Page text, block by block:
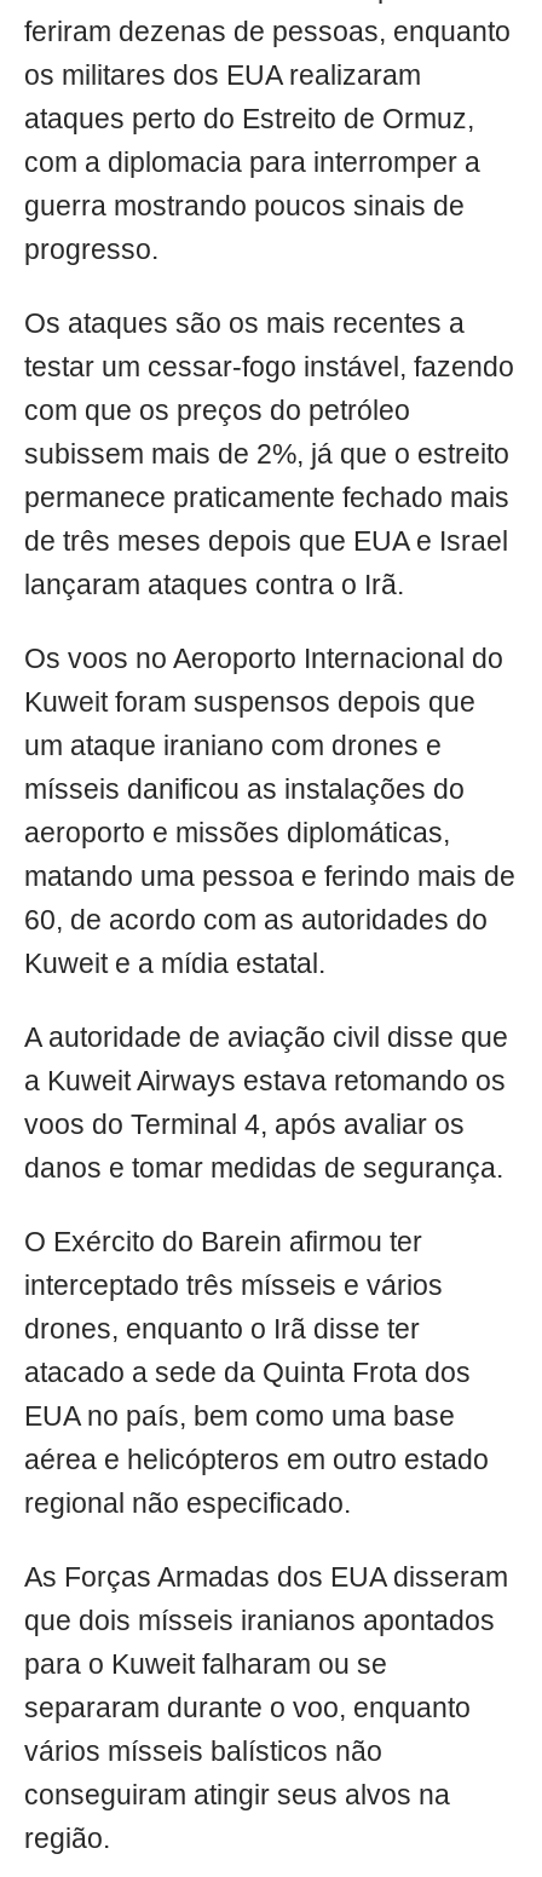
feriram dezenas de pessoas, enquanto
os militares dos EUA realizaram
ataques perto do Estreito de Ormuz,
com a diplomacia para interromper a
guerra mostrando poucos sinais de
progresso.
Os ataques são os mais recentes a
testar um cessar-fogo instável, fazendo
com que os preços do petróleo
subissem mais de 2%, já que o estreito
permanece praticamente fechado mais
de três meses depois que EUA e Israel
lançaram ataques contra o Irã.
Os voos no Aeroporto Internacional do
Kuweit foram suspensos depois que
um ataque iraniano com drones e
mísseis danificou as instalações do
aeroporto e missões diplomáticas,
matando uma pessoa e ferindo mais de
60, de acordo com as autoridades do
Kuweit e a mídia estatal.
A autoridade de aviação civil disse que
a Kuweit Airways estava retomando os
voos do Terminal 4, após avaliar os
danos e tomar medidas de segurança.
O Exército do Barein afirmou ter
interceptado três mísseis e vários
drones, enquanto o Irã disse ter
atacado a sede da Quinta Frota dos
EUA no país, bem como uma base
aérea e helicópteros em outro estado
regional não especificado.
As Forças Armadas dos EUA disseram
que dois mísseis iranianos apontados
para o Kuweit falharam ou se
separaram durante o voo, enquanto
vários mísseis balísticos não
conseguiram atingir seus alvos na
região.